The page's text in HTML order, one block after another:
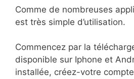
Comme de nombreuses
est très simple d’utilisation.
Commencez par la
disponible sur Iphone et
installée, créez-votre